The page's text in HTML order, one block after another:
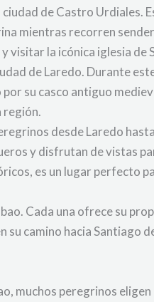
ciudad de Castro Urdiales.
mientras recorren
visitar la icónica iglesia de
de Laredo. Durante
su casco antiguo
región.
desde Laredo
y disfrutan de vistas
es un lugar perfecto
Cada una ofrece su
su camino hacia Santiago
muchos peregrinos